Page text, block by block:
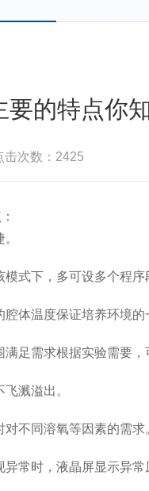
的特点你
击次数：2425
下，多可设多个程序
温度保证培养环境的
满足需求根据实验需要
溅溢出。
不同溶氧等因素的需求
时，液晶屏显示异常